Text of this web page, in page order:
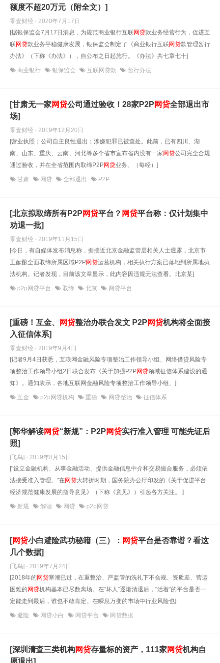
额度不超20万元（附全文）]
零壹财经 · 2020年7月17日
[据银保监会7月17日消息，为规范商业银行互联网贷款业务经营行为，促进互
联网贷款业务平稳健康发展，银保监会制定了《商业银行互联网贷款管理暂行
办法》（下称《办法》），自公布之日起施行。《办法》共七章七十]
商业银行 银保监会 互联网贷款 暂行办法
[甘肃无一家网贷公司通过验收！28家P2P 网贷全部退出市
场]
零壹财经 · 2019年12月20日
[营业执照；公司自主良性退出；涉嫌犯罪已被查处。此前，已有四川、湖
南、山东、重庆、云南、河北等多个省市宣布省内没有一家网贷公司完全合规
通过验收，并在全省范围内取缔P2P网贷业务。（每经）]
甘肃 网贷 全部退出 P2P
[北京拟取缔所有P2P 网贷平台？ 网贷平台称：仅计划集中
劝退一批]
零壹财经 · 2019年11月15日
[今日，有自媒体发布消息称，据接近北京金融监管层相关人士透露，北京市
正酝酿全面取缔所属区域P2P网贷运营机构，相关执行方案已落地到所属地执
法机构。记者发现，目前该文章显示，此内容因违规无法查看。北京某]
p2p网贷平台 取缔 北京 网贷平台
[重磅！互金、 网贷整治办联合发文 P2P 网贷机构将全面接
入征信体系]
零壹财经 · 2019年9月4日
[记者9月4日获悉，互联网金融风险专项整治工作领导小组、网络借贷风险专
项整治工作领导小组2日联合发布《关于加强P2P网贷领域征信体系建设的通
知》。通知表示，各地互联网金融风险专项整治工作领导小组、]
互金 p2p网贷机构 重磅 网贷整治 征信体系
[郭华解读网贷“新规”：P2P 网贷实行准入管理 可能先证后
照]
[飞鸟] · 2019年8月15日
["设立金融机构、从事金融活动、提供金融信息中介和交易撮合服务，必须依
法接受准入管理。"在网贷大转折时期，国务院办公厅印发的《关于促进平台
经济规范健康发展的指导意见》（下称《意见》）引起各方关注。 ]
新规 解读 网贷 p2p网贷
[网贷小白避险武功秘籍（三）： 网贷平台是否靠谱？看这
几个数据]
[飞鸟] · 2019年7月24日
[2018年的网贷寒潮已过，在重整治、严监管的洗礼下不合规、资质差、营运
困难的网贷机构基本已尽数离场。在“坏人”逐渐清退后，“活着”的平台是否一
定能走到最后，谁也不敢肯定。在瞬息万变的市场中行业风险也]
避险 网贷小白 网贷平台 网贷数据
[深圳清查三类机构网贷存量标的资产，111家网贷机构自
愿退出]